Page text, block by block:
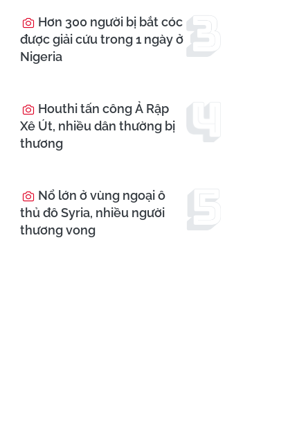
Hơn 300 người bị bắt cóc
được giải cứu trong 1 ngày ở
Nigeria
Houthi tấn công Ả Rập
Xê Út, nhiều dân thường bị
thương
Nổ lớn ở vùng ngoại ô
thủ đô Syria, nhiều người
thương vong